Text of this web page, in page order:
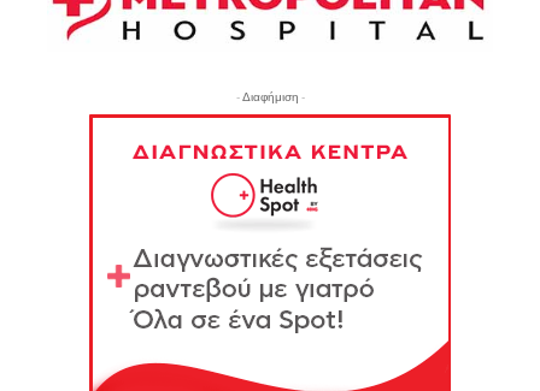
- Διαφήμιση -